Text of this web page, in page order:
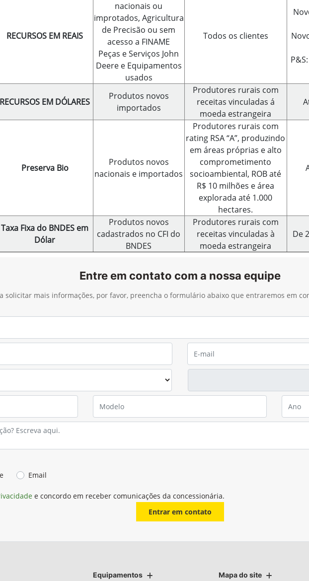
RECURSOS EM REAIS
nacionais ou
improtados, Agricultura
de Precisão ou sem
acesso a FINAME
Peças e Serviços John
Deere e Equipamentos
usados
Todos os clientes
RECURSOS EM DÓLARES
Produtos novos
importados
Produtores rurais com
receitas vinculadas á
moeda estrangeira
Preserva Bio
Produtos novos
nacionais e importados
Produtores rurais com
rating RSA “A”, produzindo
em áreas próprias e alto
comprometimento
socioambiental, ROB até
R$ 10 milhões e área
explorada até 1.000
hectares.
Taxa Fixa do BNDES em
Dólar
Produtos novos
cadastrados no CFI do
BNDES
Produtores rurais com
receitas vinculadas à
moeda estrangeira
De
Entre em contato com a nossa equipe
solicitar mais informações, por favor, preencha o formulário abaixo que entraremos em
Email
e concordo em receber comunicações da concessionária.
Entrar em contato
Equipamentos Mapa do site